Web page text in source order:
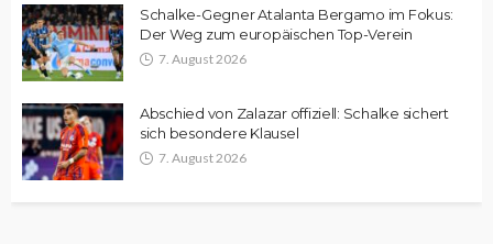
Schalke-Gegner Atalanta Bergamo im Fokus:
Der Weg zum europäischen Top-Verein
7. August 2026
Abschied von Zalazar offiziell: Schalke sichert
sich besondere Klausel
7. August 2026